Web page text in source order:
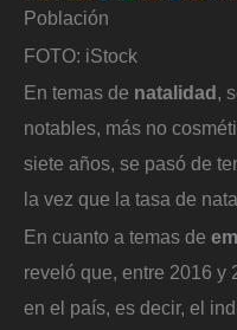
Población
FOTO: iStock
En temas de natalidad ,
notables, más no
siete años, se pasó de
la vez que la tasa de
En cuanto a temas de
reveló que, entre 2016 y
en el país, es decir, el